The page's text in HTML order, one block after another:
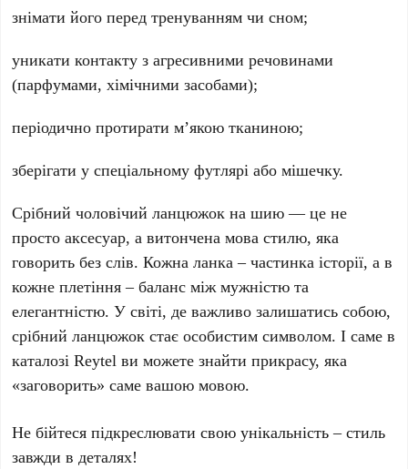
знімати його перед тренуванням чи сном;
уникати контакту з агресивними речовинами
(парфумами, хімічними засобами);
періодично протирати м’якою тканиною;
зберігати у спеціальному футлярі або мішечку.
Срібний чоловічий ланцюжок на шию— це не
просто аксесуар, а витончена мова стилю, яка
говорить без слів. Кожна ланка – частинка історії, а в
кожне плетіння – баланс між мужністю та
елегантністю. У світі, де важливо залишатись собою,
срібний ланцюжок стає особистим символом. І саме в
каталозіReytel ви можете знайти прикрасу, яка
«заговорить» саме вашою мовою.
Не бійтеся підкреслювати свою унікальність – стиль
завжди в деталях!